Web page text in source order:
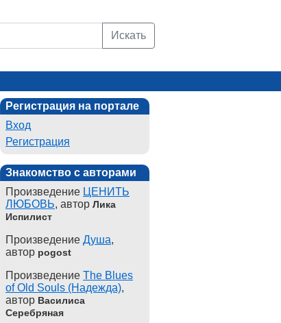
Искать
Регистрация на портале
Вход
Регистрация
Знакомство с авторами
Произведение ЦЕНИТЬ
ЛЮБОВЬ, автор Лика
Испилист
Произведение Душа,
автор pogost
Произведение The Blues
of Old Souls (Надежда),
автор Василиса
Серебряная